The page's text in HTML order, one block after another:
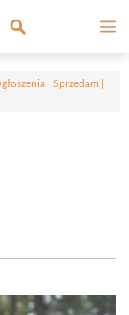
| Sprzedam |